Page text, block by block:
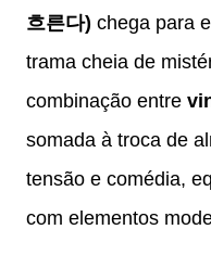
흐른다) chega para
trama cheia de
combinação entre
somada à troca de
tensão e comédia,
com elementos